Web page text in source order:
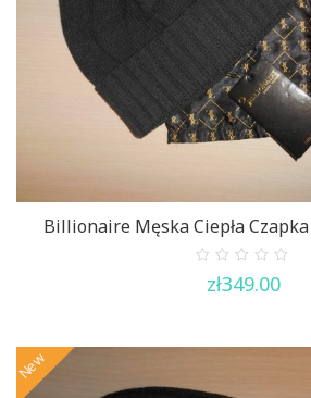
Billionaire Męska Ciepła
out
zł349.00
New